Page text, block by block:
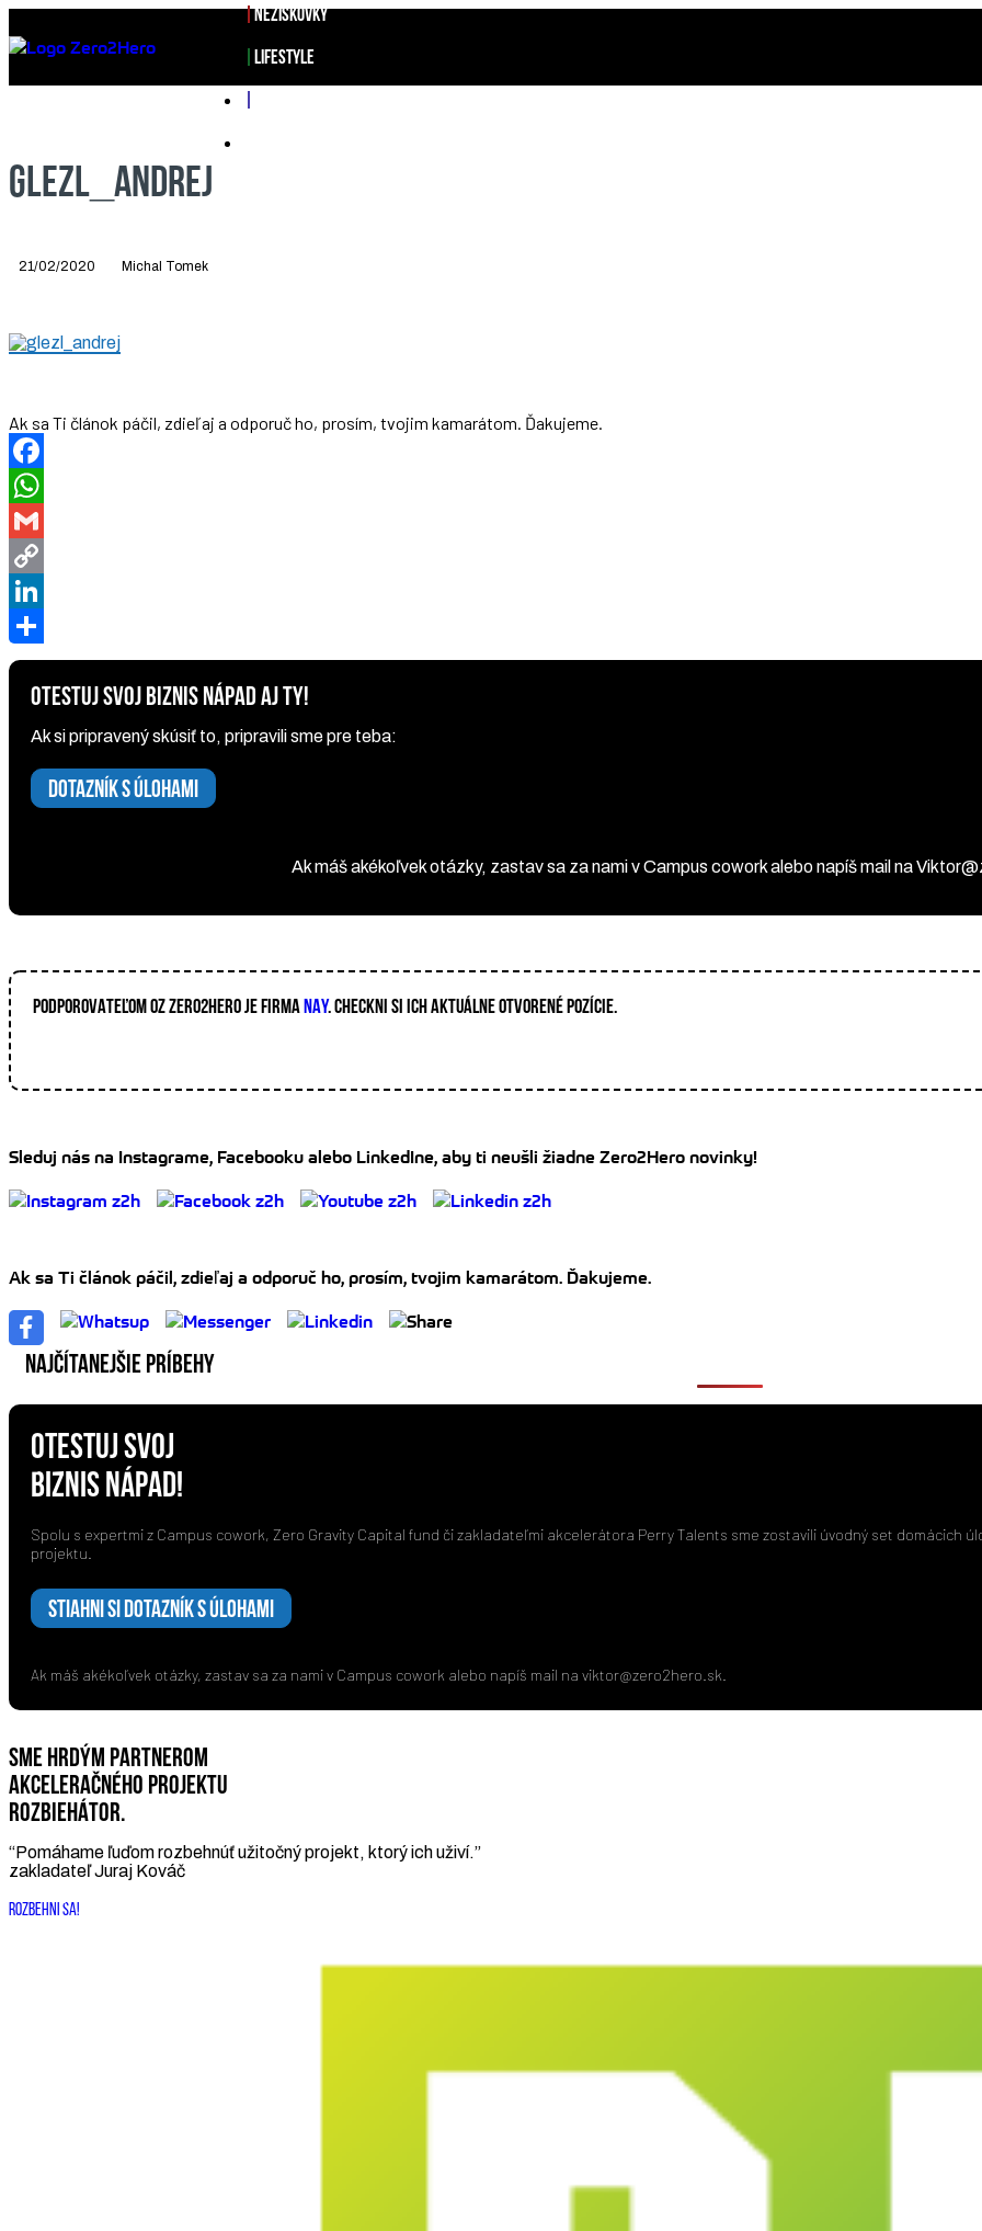
NEZISKOVKY
LIFESTYLE
GLEZL_ANDREJ
21/02/2020 Michal Tomek
Ak sa Ti článok páčil, zdieľaj a odporuč ho, prosím, tvojim kamarátom. Ďakujeme.
Facebook
WhatsApp
Gmail
Copy
Link
LinkedIn
Share
OTESTUJ SVOJ BIZNIS NÁPAD AJ TY!
Ak si pripravený skúsiť to, pripravili sme pre teba:
DOTAZNÍK S ÚLOHAMI
Ak máš akékoľvek otázky, zastav sa za nami v Campus cowork alebo napíš mail na
PODPOROVATEĽOM OZ ZERO2HERO JE FIRMA NAY. CHECKNI SI ICH AKTUÁLNE OTVORENÉ POZÍCIE.
Sleduj nás na Instagrame, Facebooku alebo LinkedIne, aby ti neušli žiadne Zero2Hero novinky!
Ak sa Ti článok páčil, zdieľaj a odporuč ho, prosím, tvojim kamarátom. Ďakujeme.
NAJČÍTANEJŠIE PRÍBEHY
OTESTUJ SVOJ
BIZNIS NÁPAD!
Spolu s expertmi z Campus cowork, Zero Gravity Capital fund či zakladateľmi akcelerátora Perry Talents sme zostavili úvodný set domácich
projektu.
STIAHNI SI DOTAZNÍK S ÚLOHAMI
Ak máš akékoľvek otázky, zastav sa za nami v Campus cowork alebo napíš mail na viktor@zero2hero.sk
SME HRDÝM PARTNEROM
AKCELERAČNÉHO PROJEKTU
ROZBIEHÁTOR.
“Pomáhame ľuďom rozbehnúť užitočný projekt, ktorý ich uživí.”
zakladateľ Juraj Kováč
ROZBEHNI SA!